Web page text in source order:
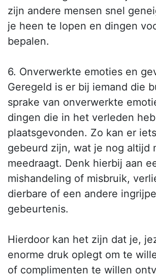
zijn andere mensen snel
je heen te lopen en dingen
bepalen.
6. Onverwerkte emoties en
Geregeld is er bij iemand die
sprake van onverwerkte
dingen die in het verleden
plaatsgevonden. Zo kan er
gebeurd zijn, wat je nog altijd
meedraagt. Denk hierbij aan
mishandeling of misbruik,
dierbare of een andere
gebeurtenis.
Hierdoor kan het zijn dat je,
enorme druk oplegt om te
of complimenten te willen